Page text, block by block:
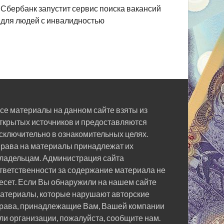
Сбербанк запустит сервис поиска вакансий
для людей с инвалидностью
материалы на данном сайте взяты из
источников и предоставляются
в ознакомительных целях.
на материалы принадлежат их
Администрация сайта
за содержание материала не
Если Вы обнаружили на нашем сайте
которые нарушают авторские
принадлежащие Вам, Вашей компании
организации, пожалуйста, сообщите нам.